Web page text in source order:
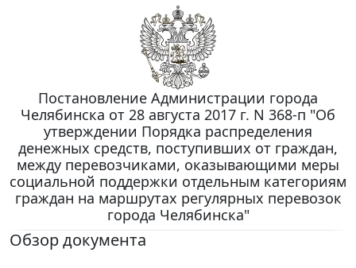
Постановление Администрации города
Челябинска от 28 августа 2017 г. N 368-п "Об
утверждении Порядка распределения
денежных средств, поступивших от граждан,
между перевозчиками, оказывающими меры
социальной поддержки отдельным категориям
граждан на маршрутах регулярных перевозок
города Челябинска"
Обзор документа